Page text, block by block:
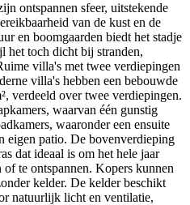
ontspannen sfeer, uitstekende
van de kust en de
en boomgaarden biedt het stadje
het toch dicht bij stranden,
villa's met twee verdiepingen
villa's hebben een bebouwde
verdeeld over twee verdiepingen.
waarvan één gunstig
waaronder een ensuite
eigen patio. De bovenverdieping
dat ideaal is om het hele jaar
te ontspannen. Kopers kunnen
kelder. De kelder beschikt
natuurlijk licht en ventilatie,